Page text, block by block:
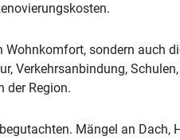
Wohnkomfort, sondern auch
Verkehrsanbindung, Schulen,
der Region.
Mängel an Dach,